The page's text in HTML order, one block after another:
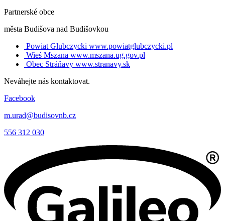
Partnerské obce
města Budišova nad Budišovkou
Powiat Glubczycki www.powiatglubczycki.pl
Wieś Mszana www.mszana.ug.gov.pl
Obec Stráňavy www.stranavy.sk
Neváhejte nás kontaktovat.
Facebook
m.urad@budisovnb.cz
556 312 030